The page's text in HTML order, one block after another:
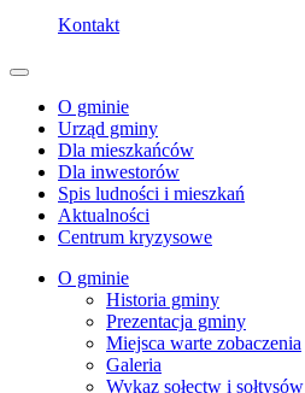
Kontakt
O gminie
Urząd gminy
Dla mieszkańców
Dla inwestorów
Spis ludności i mieszkań
Aktualności
Centrum kryzysowe
O gminie
Historia gminy
Prezentacja gminy
Miejsca warte zobaczenia
Galeria
Wykaz sołectw i sołtysów